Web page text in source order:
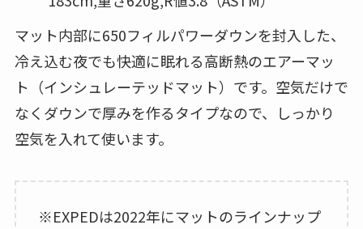
マット内部に650フィルパワーダウンを封入した、
冷え込む夜でも快適に眠れる高断熱のエアーマッ
ト（インシュレーテッドマット）です。空気だけで
なくダウンで厚みを作るタイプなので、しっかり
空気を入れて使います。
※EXPEDは2022年にマットのラインナップ